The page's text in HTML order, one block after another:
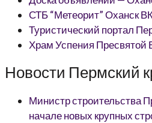
СТБ “Метеорит” Оханск
Туристический портал
Храм Успения Пресвятой
Новости Пермский
Министр строительства
начале новых крупных